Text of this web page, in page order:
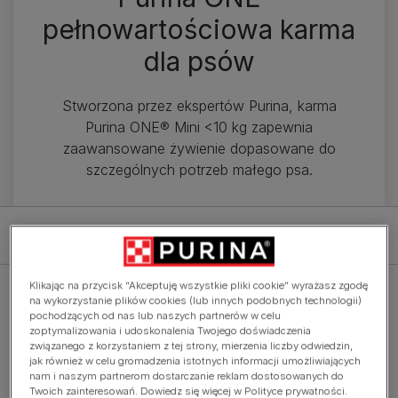
pełnowartościowa karma
dla psów
Stworzona przez ekspertów Purina, karma
Purina ONE® Mini <10 kg zapewnia
zaawansowane żywienie dopasowane do
szczególnych potrzeb małego psa.
Filtr
Sucha karma
Purina ONE® Mini - sucha karma
Klikając na przycisk “Akceptuję wszystkie pliki cookie” wyrażasz zgodę
na wykorzystanie plików cookies (lub innych podobnych technologii)
pochodzących od nas lub naszych partnerów w celu
zoptymalizowania i udoskonalenia Twojego doświadczenia
związanego z korzystaniem z tej strony, mierzenia liczby odwiedzin,
jak również w celu gromadzenia istotnych informacji umożliwiających
nam i naszym partnerom dostarczanie reklam dostosowanych do
Twoich zainteresowań. Dowiedz się więcej w Polityce prywatności.